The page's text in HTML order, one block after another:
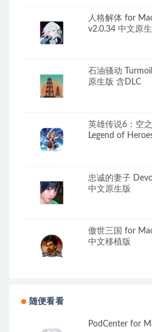
人格解体 for
v2.0.34 中文原
石油骚动
原生版 含DLC
英雄传说6：空
Legend of
忠诚的妻子
中文原生版
傲世三国 for
中文移植版
随便看看
PodCenter for